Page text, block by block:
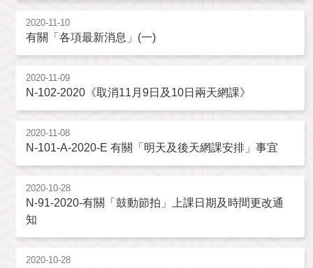
2020-11-10
有關「各項最新消息」(一)
2020-11-09
N-102-2020《取消11月9日及10日兩天網課》
2020-11-08
N-101-A-2020-E 有關「明天及後天網課安排」事宜
2020-10-28
N-91-2020-有關「鼓動節拍」上課日期及時間更改通
知
2020-10-28